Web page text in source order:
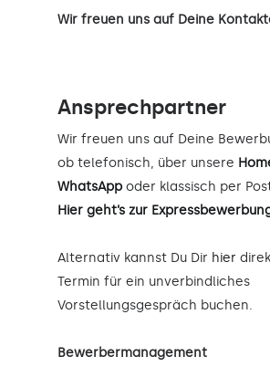
Wir freuen uns auf Deine
Ansprechpartner
Wir freuen uns auf Deine
ob telefonisch, über unsere
WhatsApp oder klassisch per
Hier geht’s zur
Alternativ kannst Du Dir hier
Termin für ein unverbindliches
Vorstellungsgespräch buchen.
Bewerbermanagement